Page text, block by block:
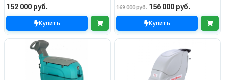
152 000 руб.
Купить
169 000 руб. 156 000 руб.
Купить